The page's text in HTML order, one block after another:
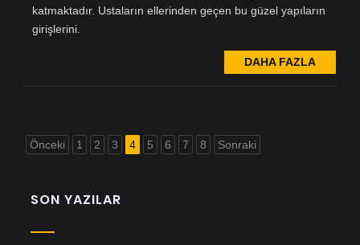
katmaktadır. Ustaların ellerinden geçen bu güzel yapıların
girişlerini.
DAHA FAZLA
Önceki 1 2 3 4 5 6 7 8 Sonraki
SON YAZILAR